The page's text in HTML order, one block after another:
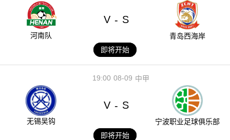
河南队
V - S
青岛西海岸
即将开始
08-09
19:00 中甲
无锡吴钩
V - S
宁波职业足球俱乐部
即将开始